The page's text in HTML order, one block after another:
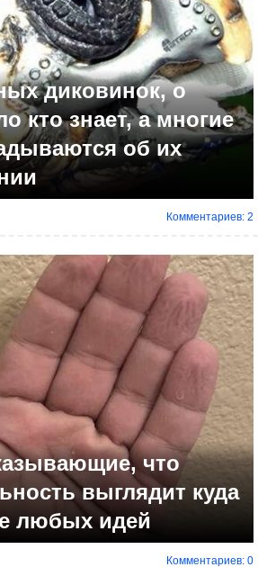
диковинок, о
кто знает, а многие
об их
Комментариев: 2
что
выглядит куда
любых идей
Комментариев: 0